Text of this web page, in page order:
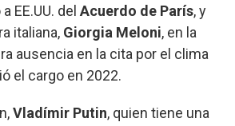
EE.UU. del Acuerdo de París, y
italiana, Giorgia Meloni, en la
ausencia en la cita por el clima
el cargo en 2022.
Vladímir Putin, quien tiene una